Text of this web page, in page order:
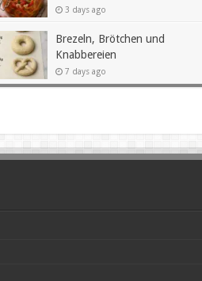
3 days ago
Brezeln, Brötchen und
Knabbereien
7 days ago